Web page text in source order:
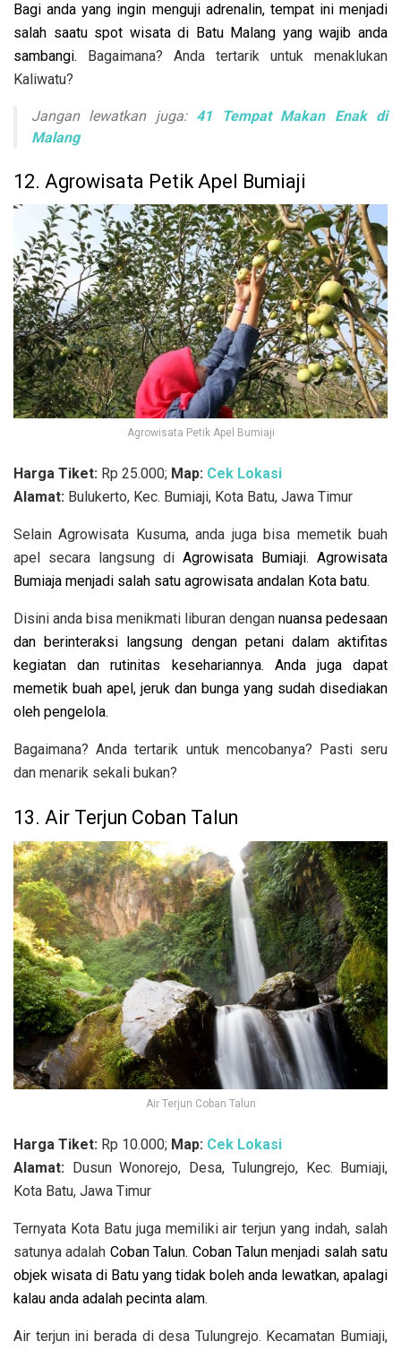
Bagi anda yang ingin menguji adrenalin, tempat ini menjadi
salah saatu spot wisata di Batu Malang yang wajib anda
sambangi. Bagaimana? Anda tertarik untuk menaklukan
Kaliwatu?
Jangan lewatkan juga: 41 Tempat Makan Enak di
Malang
12. Agrowisata Petik Apel Bumiaji
Agrowisata Petik Apel Bumiaji
Harga Tiket: Rp 25.000; Map: Cek Lokasi
Alamat: Bulukerto, Kec. Bumiaji, Kota Batu, Jawa Timur
Selain Agrowisata Kusuma, anda juga bisa memetik buah
apel secara langsung di Agrowisata Bumiaji. Agrowisata
Bumiaja menjadi salah satu agrowisata andalan Kota batu.
Disini anda bisa menikmati liburan dengan nuansa pedesaan
dan berinteraksi langsung dengan petani dalam aktifitas
kegiatan dan rutinitas kesehariannya. Anda juga dapat
memetik buah apel, jeruk dan bunga yang sudah disediakan
oleh pengelola.
Bagaimana? Anda tertarik untuk mencobanya? Pasti seru
dan menarik sekali bukan?
13. Air Terjun Coban Talun
Air Terjun Coban Talun
Harga Tiket: Rp 10.000; Map: Cek Lokasi
Alamat: Dusun Wonorejo, Desa, Tulungrejo, Kec. Bumiaji,
Kota Batu, Jawa Timur
Ternyata Kota Batu juga memiliki air terjun yang indah, salah
satunya adalah Coban Talun. Coban Talun menjadi salah satu
objek wisata di Batu yang tidak boleh anda lewatkan, apalagi
kalau anda adalah pecinta alam.
Air terjun ini berada didesa Tulungrejo. Kecamatan Bumiaji,